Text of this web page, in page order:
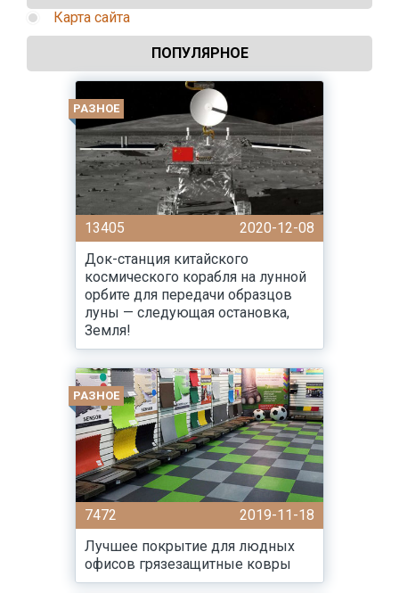
Карта сайта
ПОПУЛЯРНОЕ
РАЗНОЕ
13405
2020-12-08
Док-станция китайского
космического корабля на лунной
орбите для передачи образцов
луны — следующая остановка,
Земля!
РАЗНОЕ
7472
2019-11-18
Лучшее покрытие для людных
офисов грязезащитные ковры